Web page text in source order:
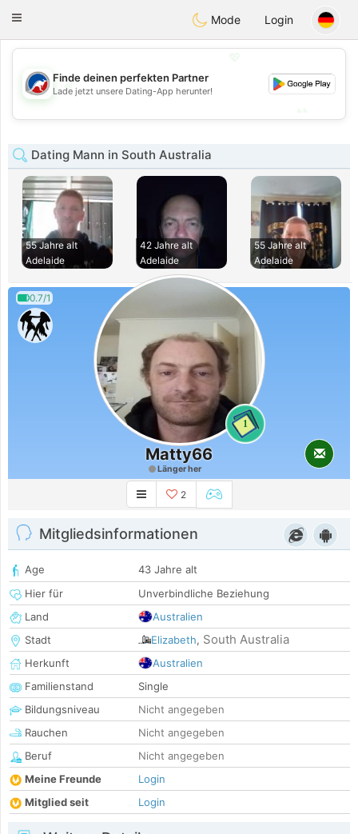
Australia Chat
Toggle
Mode Login
💖
💕
Finde deinen perfekten Partner
Lade jetzt unsere Dating-App herunter!
Dating Mann in South Australia
55 Jahre alt
Adelaide
42 Jahre alt
Adelaide
55 Jahre alt
Adelaide
0.7/1
1
Matty66
Länger her
2
Mitgliedsinformationen
Age
43 Jahre alt
Hier für
Unverbindliche Beziehung
Land
Australien
Stadt
Elizabeth, South Australia
Herkunft
Australien
Familienstand
Single
Bildungsniveau
Nicht angegeben
Rauchen
Nicht angegeben
Beruf
Nicht angegeben
Meine Freunde
Login
Mitglied seit
Login